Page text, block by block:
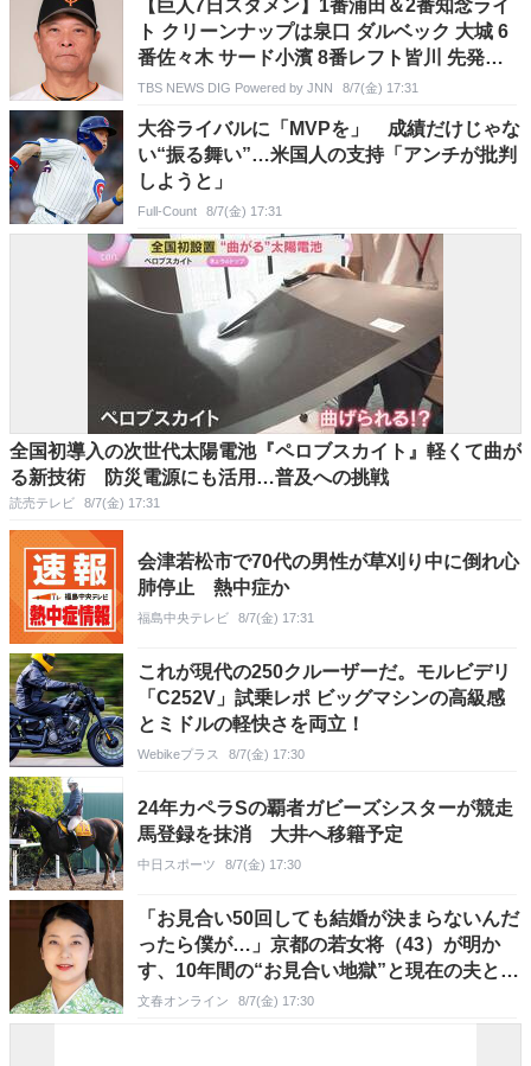
【巨人7日スタメン】1番浦田＆2番知念ライ
ト クリーンナップは泉口 ダルベック 大城 6
番佐々木 サード小濱 8番レフト皆川 先発・
ハワード
TBS NEWS DIG Powered by JNN 8/7(金) 17:31
大谷ライバルに「MVPを」 成績だけじゃな
い“振る舞い”…米国人の支持「アンチが批判
しようと」
Full-Count 8/7(金) 17:31
全国初導入の次世代太陽電池『ペロブスカイト』軽くて曲が
る新技術 防災電源にも活用…普及への挑戦
読売テレビ 8/7(金) 17:31
会津若松市で70代の男性が草刈り中に倒れ心
肺停止 熱中症か
福島中央テレビ 8/7(金) 17:31
これが現代の250クルーザーだ。モルビデリ
「C252V」試乗レポ ビッグマシンの高級感
とミドルの軽快さを両立！
Webikeプラス 8/7(金) 17:30
24年カペラSの覇者ガビーズシスターが競走
馬登録を抹消 大井へ移籍予定
中日スポーツ 8/7(金) 17:30
「お見合い50回しても結婚が決まらないんだ
ったら僕が…」京都の若女将（43）が明か
す、10年間の“お見合い地獄”と現在の夫との
意外な“馴れ初め”
文春オンライン 8/7(金) 17:30